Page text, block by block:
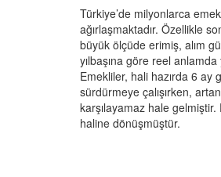
Türkiye’de milyonlarca
ağırlaşmaktadır. Özellikle
büyük ölçüde erimiş, alım
yılbaşına göre reel
Emekliler, hali hazırda 6 ay
sürdürmeye çalışırken,
karşılayamaz hale
haline dönüşmüştür.